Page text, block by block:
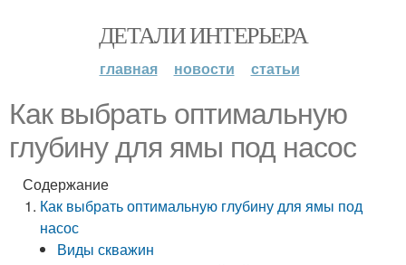
ДЕТАЛИ ИНТЕРЬЕРА
главная новости статьи
Как выбрать оптимальную
глубину для ямы под насос
Содержание
Как выбрать оптимальную глубину для ямы под
насос
Виды скважин